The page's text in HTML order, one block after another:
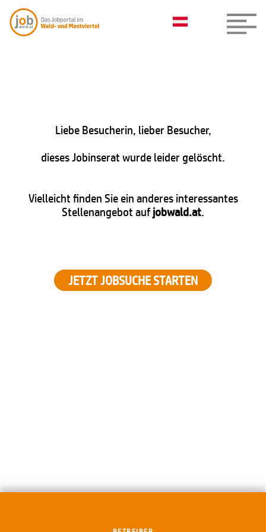
Liebe Besucherin, lieber Besucher,
dieses Jobinserat wurde leider gelöscht.
Vielleicht finden Sie ein anderes interessantes
Stellenangebot aufjobwald.at.
JETZT JOBSUCHE STARTEN